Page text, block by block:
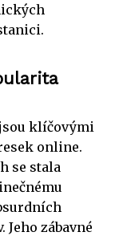
klíčovými
online.
se stala
zábavné